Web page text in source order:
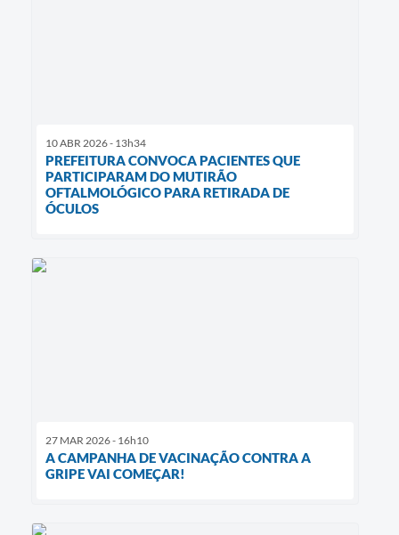
10 ABR 2026 - 13h34
PREFEITURA CONVOCA PACIENTES QUE
PARTICIPARAM DO MUTIRÃO
OFTALMOLÓGICO PARA RETIRADA DE
ÓCULOS
27 MAR 2026 - 16h10
A CAMPANHA DE VACINAÇÃO CONTRA A
GRIPE VAI COMEÇAR!